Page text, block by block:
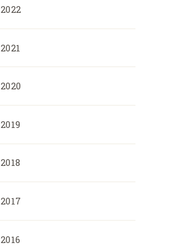
2022
2021
2020
2019
2018
2017
2016